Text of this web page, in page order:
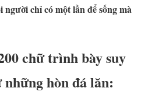
chỉ có một lần để sống mà
chữ trình bày suy
hòn đá lăn: